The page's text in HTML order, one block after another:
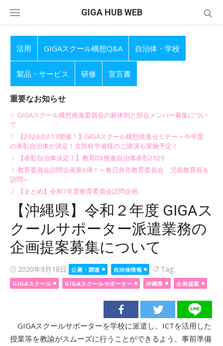
GIGA HUB WEB
活用 GIGAスクール構想Q&A 自治体・学校
製品・サービス 研修 宣言書
重要なお知らせ
GIGAスクール構想推進委員会の新体制と部会メンバー募集につい
て
【2026.03.13開催！】GIGAスクール構想推進セミナー～今年度
の表彰自治体が決定！文部科学省様のご講演も実施予定！
【表彰自治体決定！】教育DX推進自治体表彰2025
教育委員会訪問企画第6弾！～春日井市教育委員会 児島教育長を
訪問～
【まとめ】令和7年度教育委員会訪問企画
【沖縄県】令和２年度 GIGAス
クールサポーター派遣業務の
企画提案募集について
Posted
on
2020年9月18日 公募・調達 自治体情報 Tag:
GIGAスクール GIGAスクールサポーター 沖縄県 企画提案
GIGAスクールサポーターを学校に派遣し、ICTを活用した
授業等を教諭がスムーズに行うことができるよう、事前準備